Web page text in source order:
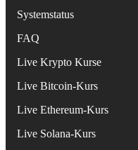
Systemstatus
FAQ
Live Krypto Kurse
Live Bitcoin-Kurs
Live Ethereum-Kurs
Live Solana-Kurs